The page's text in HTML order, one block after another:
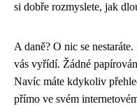
si dobře rozmyslete, jak
A daně? O nic se
vás vyřídí. Žádné
Navíc máte kdykoliv
přímo ve svém